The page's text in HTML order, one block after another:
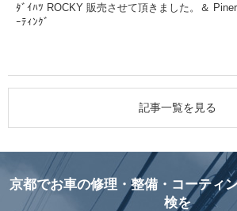
ﾀﾞｲﾊﾂ ROCKY 販売させて頂きました。＆
ｰﾃｨﾝｸﾞ
記事一覧を見る
京都でお車の修理・整備・コーティ
検を